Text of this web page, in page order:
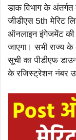
डाक विभाग के अंतर्गत
जीडीएस 5th मेरिट
ऑनलाइन इंगेजमेंट की
जाएगा। सभी राज्य
सूची का पीडीएफ
के रजिस्ट्रेशन नंबर